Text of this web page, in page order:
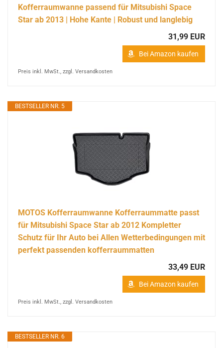
Kofferraumwanne passend für Mitsubishi Space
Star ab 2013 | Hohe Kante | Robust und langlebig
31,99 EUR
Bei Amazon kaufen
Preis inkl. MwSt., zzgl. Versandkosten
BESTSELLER NR. 5
MOTOS Kofferraumwanne Kofferraummatte passt
für Mitsubishi Space Star ab 2012 Kompletter
Schutz für Ihr Auto bei Allen Wetterbedingungen mit
perfekt passenden kofferraummatten
33,49 EUR
Bei Amazon kaufen
Preis inkl. MwSt., zzgl. Versandkosten
BESTSELLER NR. 6